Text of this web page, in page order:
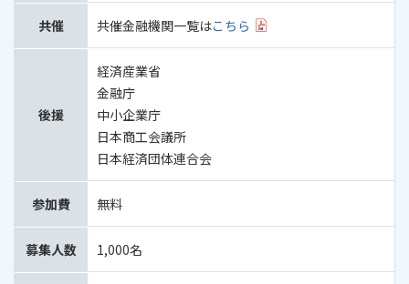
共催 共催金融機関一覧はこちら
後援
経済産業省
金融庁
中小企業庁
日本商工会議所
日本経済団体連合会
参加費 無料
募集人数 1,000名